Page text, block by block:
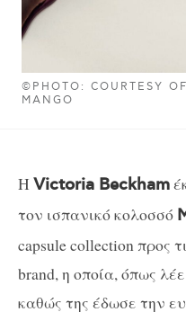
©PHOTO: COURTESY
MANGO
Η Victoria Beckham
τον ισπανικό κολοσσό
capsule collection προς
brand, η οποία, όπως
καθώς της έδωσε την